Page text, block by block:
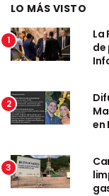
LO MÁS VISTO
1
La
de
2
en
3